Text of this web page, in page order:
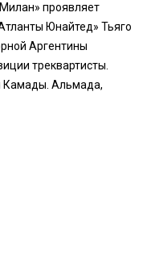
проявляет
Юнайтед» Тьяго
Аргентины
треквартисты.
Камады. Альмада,